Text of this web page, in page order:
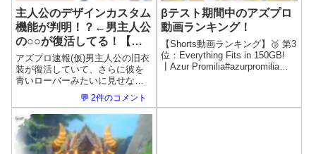
主人公のデザインカスタム
機能が判明！？←男主人公
の○○が復活してる！【海
外の反応】
アズプロ速報(仮)男主人公の旧衣
装が復活していて、さらに彼を
青いローバーみたいに見せない
ための髪型オプションもある。
アズプロ速報(仮)エルフ耳と猫
口！勝った！アズプロ速報(仮)自
分もエルフ耳バリエーションは
普通に好き。アズプロ速報(仮)個
人...
💬 2件のコメント
βテスト期間中のアズプロ
動画ランキング！
【Shorts動画ランキング】🥉 第3
位：Everything Fits in 150GB!
┃Azur Promilia#azurpromiliaチ